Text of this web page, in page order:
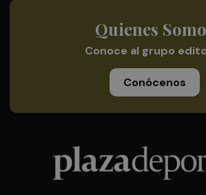
Quienes
Conoce al grupo
Conócenos